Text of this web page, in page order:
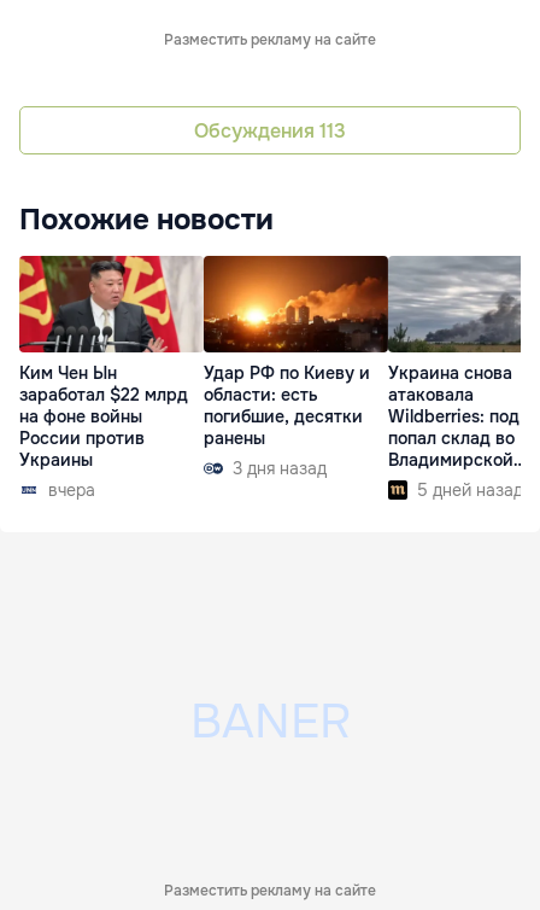
Разместить рекламу на сайте
Обсуждения 113
Похожие новости
Ким Чен Ын
заработал $22 млрд
на фоне войны
России против
Украины
вчера
Удар РФ по Киеву и
области: есть
погибшие, десятки
ранены
3 дня назад
Украина снова
атаковала
Wildberries: под
попал склад во
Владимирской
области
5 дней назад
Разместить рекламу на сайте